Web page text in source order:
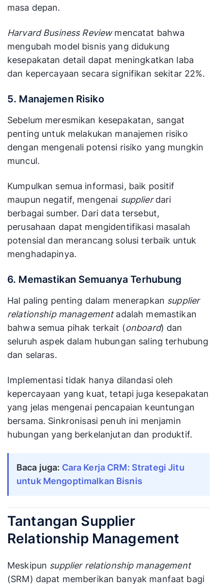
masa depan.
Harvard Business Reviewmencatat bahwa
mengubah model bisnis yang didukung
kesepakatan detail dapat meningkatkan laba
dan kepercayaan secara signifikan sekitar 22%.
5. Manajemen Risiko
Sebelum meresmikan kesepakatan, sangat
penting untuk melakukan manajemen risiko
dengan mengenali potensi risiko yang mungkin
muncul.
Kumpulkan semua informasi, baik positif
maupun negatif, mengenai supplierdari
berbagai sumber. Dari data tersebut,
perusahaan dapat mengidentifikasi masalah
potensial dan merancang solusi terbaik untuk
menghadapinya.
6. Memastikan Semuanya Terhubung
Hal paling penting dalam menerapkan supplier
relationship managementadalah memastikan
bahwa semua pihak terkait (onboard) dan
seluruh aspek dalam hubungan saling terhubung
dan selaras.
Implementasi tidak hanya dilandasi oleh
kepercayaan yang kuat, tetapi juga kesepakatan
yang jelas mengenai pencapaian keuntungan
bersama. Sinkronisasi penuh ini menjamin
hubungan yang berkelanjutan dan produktif.
Baca juga: Cara Kerja CRM: Strategi Jitu
untuk Mengoptimalkan Bisnis
Tantangan Supplier
Relationship Management
Meskipun supplier relationship management
(SRM) dapat memberikan banyak manfaat bagi